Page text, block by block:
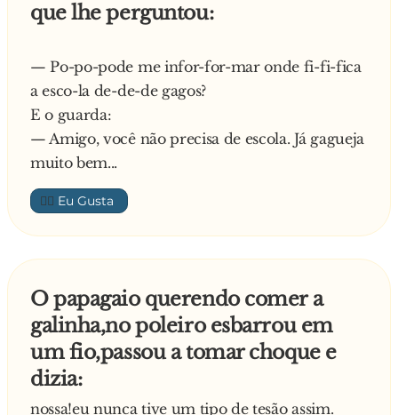
que lhe perguntou:
— Po-po-pode me infor-for-mar onde fi-fi-fica
a esco-la de-de-de gagos?
E o guarda:
— Amigo, você não precisa de escola. Já gagueja
muito bem...
👍🏼
O papagaio querendo comer a
galinha,no poleiro esbarrou em
um fio,passou a tomar choque e
dizia:
nossa!eu nunca tive um tipo de tesão assim.